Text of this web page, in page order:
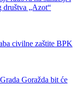
Diplome su dobila 24